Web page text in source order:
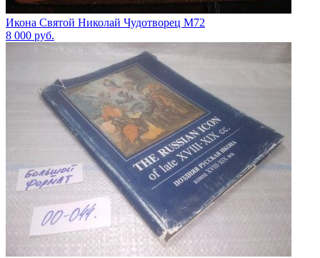
Икона Святой Николай Чудотворец М72
8 000 руб.